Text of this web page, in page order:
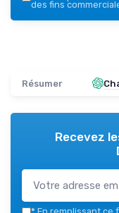
des fins
Résumer
Recevez